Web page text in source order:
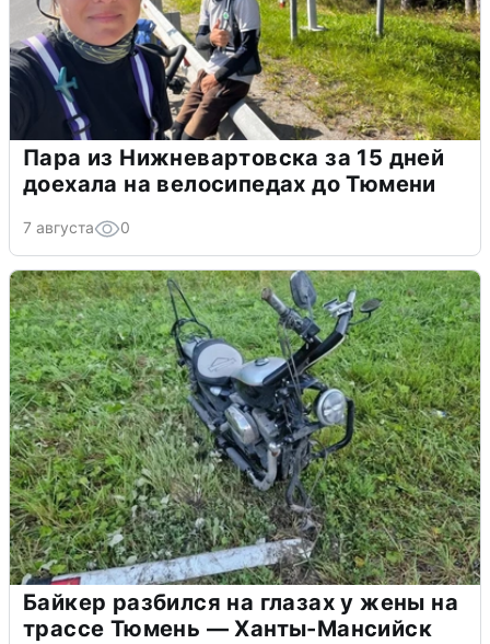
Пара из Нижневартовска за 15 дней
доехала на велосипедах до Тюмени
7 августа 0
Байкер разбился на глазах у жены на
трассе Тюмень — Ханты-Мансийск